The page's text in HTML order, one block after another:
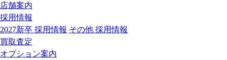
店舗案内
採用情報
2027新卒 採用情報 その他 採用情報
買取査定
オプション案内